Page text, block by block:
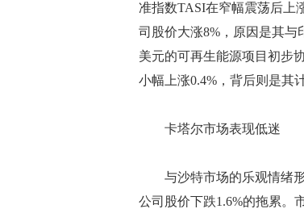
准指数TASI在窄幅震荡后上
司股价大涨8%，原因是其与
美元的可再生能源项目初步
小幅上涨0.4%，背后则是其
卡塔尔市场表现低迷
与沙特市场的乐观情绪形
公司股价下跌1.6%的拖累。